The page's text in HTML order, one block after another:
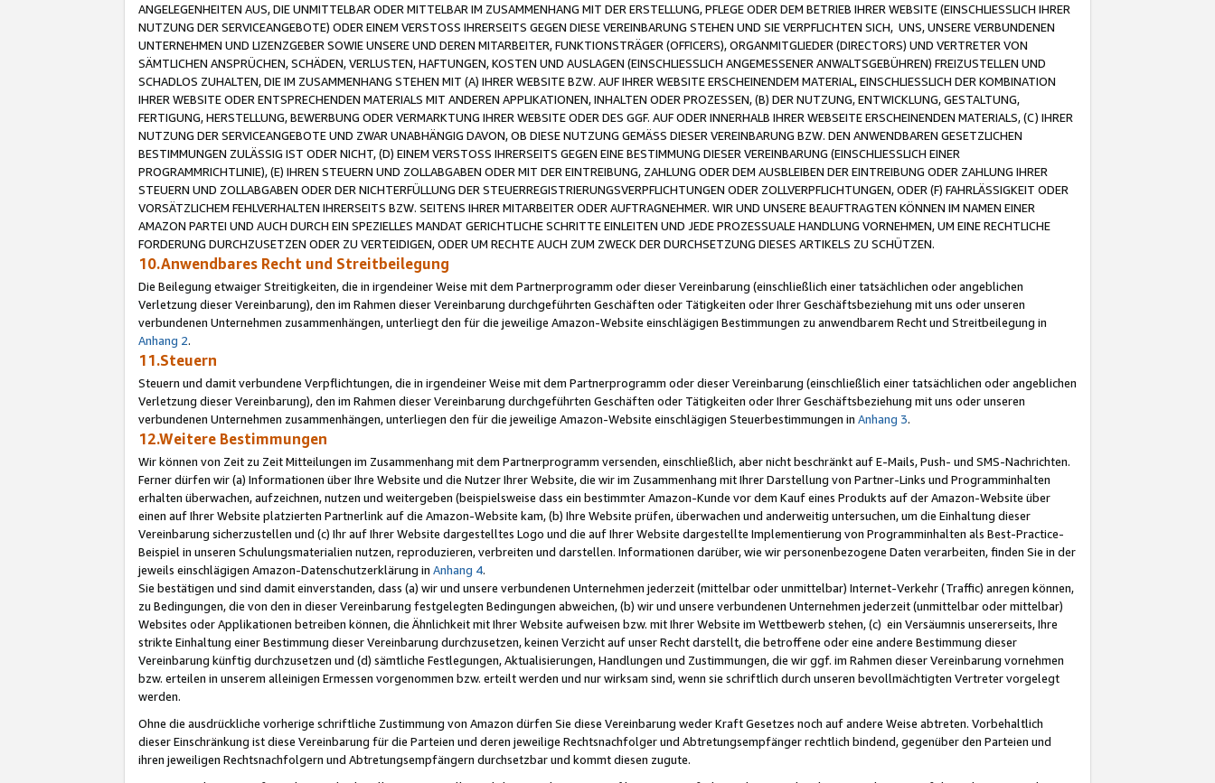
ANGELEGENHEITEN AUS, DIE UNMITTELBAR ODER MITTELBAR IM ZUSAMMENHANG MIT DER ERSTELLUNG, PFLEGE ODER DEM BETRIEB IHRER WEBSITE (EINSCHLIESSLICH IHRER
NUTZUNG DER SERVICEANGEBOTE) ODER EINEM VERSTOSS IHRERSEITS GEGEN DIESE VEREINBARUNG STEHEN UND SIE VERPFLICHTEN SICH, UNS, UNSERE VERBUNDENEN
UNTERNEHMEN UND LIZENZGEBER SOWIE UNSERE UND DEREN MITARBEITER, FUNKTIONSTRÄGER (OFFICERS), ORGANMITGLIEDER (DIRECTORS) UND VERTRETER VON
SÄMTLICHEN ANSPRÜCHEN, SCHÄDEN, VERLUSTEN, HAFTUNGEN, KOSTEN UND AUSLAGEN (EINSCHLIESSLICH ANGEMESSENER ANWALTSGEBÜHREN) FREIZUSTELLEN UND
SCHADLOS ZUHALTEN, DIE IM ZUSAMMENHANG STEHEN MIT (A) IHRER WEBSITE BZW. AUF IHRER WEBSITE ERSCHEINENDEM MATERIAL, EINSCHLIESSLICH DER KOMBINATION
IHRER WEBSITE ODER ENTSPRECHENDEN MATERIALS MIT ANDEREN APPLIKATIONEN, INHALTEN ODER PROZESSEN, (B) DER NUTZUNG, ENTWICKLUNG, GESTALTUNG,
FERTIGUNG, HERSTELLUNG, BEWERBUNG ODER VERMARKTUNG IHRER WEBSITE ODER DES GGF. AUF ODER INNERHALB IHRER WEBSEITE ERSCHEINENDEN MATERIALS, (C) IHRER
NUTZUNG DER SERVICEANGEBOTE UND ZWAR UNABHÄNGIG DAVON, OB DIESE NUTZUNG GEMÄSS DIESER VEREINBARUNG BZW. DEN ANWENDBAREN GESETZLICHEN
BESTIMMUNGEN ZULÄSSIG IST ODER NICHT, (D) EINEM VERSTOSS IHRERSEITS GEGEN EINE BESTIMMUNG DIESER VEREINBARUNG (EINSCHLIESSLICH EINER
PROGRAMMRICHTLINIE), (E) IHREN STEUERN UND ZOLLABGABEN ODER MIT DER EINTREIBUNG, ZAHLUNG ODER DEM AUSBLEIBEN DER EINTREIBUNG ODER ZAHLUNG IHRER
STEUERN UND ZOLLABGABEN ODER DER NICHTERFÜLLUNG DER STEUERREGISTRIERUNGSVERPFLICHTUNGEN ODER ZOLLVERPFLICHTUNGEN, ODER (F) FAHRLÄSSIGKEIT ODER
VORSÄTZLICHEM FEHLVERHALTEN IHRERSEITS BZW. SEITENS IHRER MITARBEITER ODER AUFTRAGNEHMER. WIR UND UNSERE BEAUFTRAGTEN KÖNNEN IM NAMEN EINER
AMAZON PARTEI UND AUCH DURCH EIN SPEZIELLES MANDAT GERICHTLICHE SCHRITTE EINLEITEN UND JEDE PROZESSUALE HANDLUNG VORNEHMEN, UM EINE RECHTLICHE
FORDERUNG DURCHZUSETZEN ODER ZU VERTEIDIGEN, ODER UM RECHTE AUCH ZUM ZWECK DER DURCHSETZUNG DIESES ARTIKELS ZU SCHÜTZEN.
10.Anwendbares Recht und Streitbeilegung
Die Beilegung etwaiger Streitigkeiten, die in irgendeiner Weise mit dem Partnerprogramm oder dieser Vereinbarung (einschließlich einer tatsächlichen oder angeblichen
Verletzung dieser Vereinbarung), den im Rahmen dieser Vereinbarung durchgeführten Geschäften oder Tätigkeiten oder Ihrer Geschäftsbeziehung mit uns oder unseren
verbundenen Unternehmen zusammenhängen, unterliegt den für die jeweilige Amazon-Website einschlägigen Bestimmungen zu anwendbarem Recht und Streitbeilegung in
Anhang 2.
11.Steuern
Steuern und damit verbundene Verpflichtungen, die in irgendeiner Weise mit dem Partnerprogramm oder dieser Vereinbarung (einschließlich einer tatsächlichen oder angeblichen
Verletzung dieser Vereinbarung), den im Rahmen dieser Vereinbarung durchgeführten Geschäften oder Tätigkeiten oder Ihrer Geschäftsbeziehung mit uns oder unseren
verbundenen Unternehmen zusammenhängen, unterliegen den für die jeweilige Amazon-Website einschlägigen Steuerbestimmungen in Anhang 3.
12.Weitere Bestimmungen
Wir können von Zeit zu Zeit Mitteilungen im Zusammenhang mit dem Partnerprogramm versenden, einschließlich, aber nicht beschränkt auf E-Mails, Push- und SMS-Nachrichten.
Ferner dürfen wir (a) Informationen über Ihre Website und die Nutzer Ihrer Website, die wir im Zusammenhang mit Ihrer Darstellung von Partner-Links und Programminhalten
erhalten überwachen, aufzeichnen, nutzen und weitergeben (beispielsweise dass ein bestimmter Amazon-Kunde vor dem Kauf eines Produkts auf der Amazon-Website über
einen auf Ihrer Website platzierten Partnerlink auf die Amazon-Website kam, (b) Ihre Website prüfen, überwachen und anderweitig untersuchen, um die Einhaltung dieser
Vereinbarung sicherzustellen und (c) Ihr auf Ihrer Website dargestelltes Logo und die auf Ihrer Website dargestellte Implementierung von Programminhalten als Best-Practice-
Beispiel in unseren Schulungsmaterialien nutzen, reproduzieren, verbreiten und darstellen. Informationen darüber, wie wir personenbezogene Daten verarbeiten, finden Sie in der
jeweils einschlägigen Amazon-Datenschutzerklärung in Anhang 4.
Sie bestätigen und sind damit einverstanden, dass (a) wir und unsere verbundenen Unternehmen jederzeit (mittelbar oder unmittelbar) Internet-Verkehr (Traffic) anregen können,
zu Bedingungen, die von den in dieser Vereinbarung festgelegten Bedingungen abweichen, (b) wir und unsere verbundenen Unternehmen jederzeit (unmittelbar oder mittelbar)
Websites oder Applikationen betreiben können, die Ähnlichkeit mit Ihrer Website aufweisen bzw. mit Ihrer Website im Wettbewerb stehen, (c) ein Versäumnis unsererseits, Ihre
strikte Einhaltung einer Bestimmung dieser Vereinbarung durchzusetzen, keinen Verzicht auf unser Recht darstellt, die betroffene oder eine andere Bestimmung dieser
Vereinbarung künftig durchzusetzen und (d) sämtliche Festlegungen, Aktualisierungen, Handlungen und Zustimmungen, die wir ggf. im Rahmen dieser Vereinbarung vornehmen
bzw. erteilen in unserem alleinigen Ermessen vorgenommen bzw. erteilt werden und nur wirksam sind, wenn sie schriftlich durch unseren bevollmächtigten Vertreter vorgelegt
werden.
Ohne die ausdrückliche vorherige schriftliche Zustimmung von Amazon dürfen Sie diese Vereinbarung weder Kraft Gesetzes noch auf andere Weise abtreten. Vorbehaltlich
dieser Einschränkung ist diese Vereinbarung für die Parteien und deren jeweilige Rechtsnachfolger und Abtretungsempfänger rechtlich bindend, gegenüber den Parteien und
ihren jeweiligen Rechtsnachfolgern und Abtretungsempfängern durchsetzbar und kommt diesen zugute.